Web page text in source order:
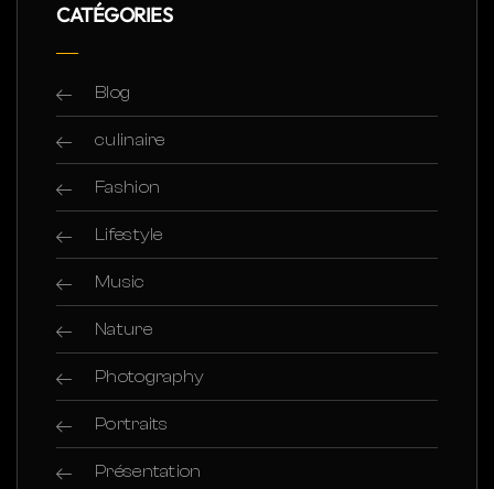
CATÉGORIES
Blog
culinaire
Fashion
Lifestyle
Music
Nature
Photography
Portraits
Présentation